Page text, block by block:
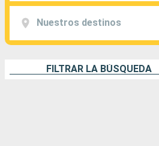
Nuestros destinos
FILTRAR LA BÚSQUEDA